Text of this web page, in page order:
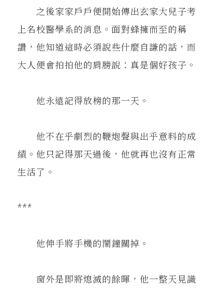
之後家家戶戶便開始傳出玄家大兒子考
上名校醫學系的消息。面對蜂擁而至的稱
讚，他知道這時必須說些什麼自謙的話，而
大人便會拍拍他的肩膀說：真是個好孩子。
他永遠記得放榜的那一天。
他不在乎劇烈的鞭炮聲與出乎意料的成
績。他只記得那天過後，他就再也沒有正常
生活了。
***
他伸手將手機的鬧鐘關掉。
窗外是即將熄滅的餘暉，他一整天見識